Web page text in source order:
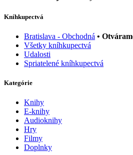
Kníhkupectvá
Bratislava - Obchodná •
Všetky kníhkupectvá
Udalosti
Spriatelené kníhkupectvá
Kategórie
Knihy
E-knihy
Audioknihy
Hry
Filmy
Doplnky